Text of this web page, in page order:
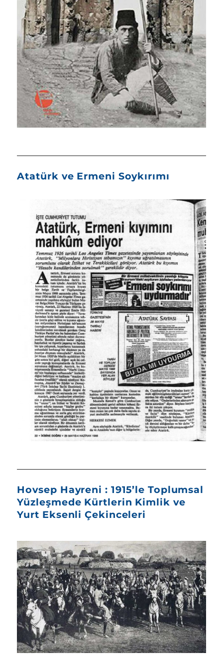
Atatürk ve Ermeni Soykırımı
Hovsep Hayreni : 1915’le Toplumsal
Yüzleşmede Kürtlerin Kimlik ve
Yurt Eksenli Çekinceleri